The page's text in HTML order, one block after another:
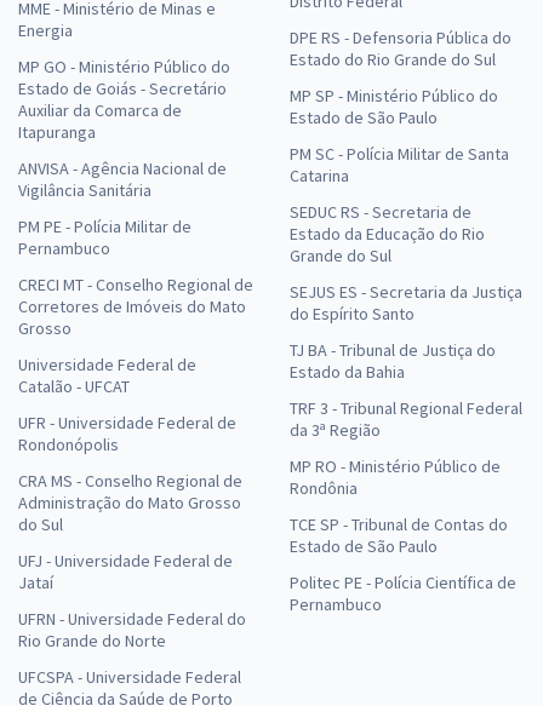
Comprar
Prefeitura de Senador Canedo - GO - Analista de Saúde -
Fisioterapeuta
à vista
R$33,33
Economize R$ 99,98 (-20%)
Comprar
Prefeitura de Senador Canedo - GO - Analista de Saúde - Cirurgião
Dentista – Clínico Geral
R$ 399,92
à vista
ou 12x de
Economize R$ 99,98 (-20%)
Comprar
Prefeitura de Senador Canedo - GO - Professor - Educação Física
MME - Ministério de Minas e
Energia
MP GO - Ministério Público do
Estado de Goiás - Secretário
Auxiliar da Comarca de
Itapuranga
ANVISA - Agência Nacional de
Vigilância Sanitária
PM PE - Polícia Militar de
Pernambuco
CRECI MT - Conselho Regional de
Corretores de Imóveis do Mato
Grosso
Universidade Federal de
Catalão - UFCAT
UFR - Universidade Federal de
Rondonópolis
CRA MS - Conselho Regional de
Administração do Mato Grosso
do Sul
UFJ - Universidade Federal de
Jataí
UFRN - Universidade Federal do
Rio Grande do Norte
UFCSPA - Universidade Federal
de Ciência da Saúde de Porto
DPE RS - Defensoria Pública do
Estado do Rio Grande do Sul
MP SP - Ministério Público do
Estado de São Paulo
PM SC - Polícia Militar de Santa
Catarina
SEDUC RS - Secretaria de
Estado da Educação do Rio
Grande do Sul
SEJUS ES - Secretaria da Justiça
do Espírito Santo
TJ BA - Tribunal de Justiça do
Estado da Bahia
TRF 3 - Tribunal Regional Federal
da 3ª Região
MP RO - Ministério Público de
Rondônia
TCE SP - Tribunal de Contas do
Estado de São Paulo
Politec PE - Polícia Científica de
Pernambuco